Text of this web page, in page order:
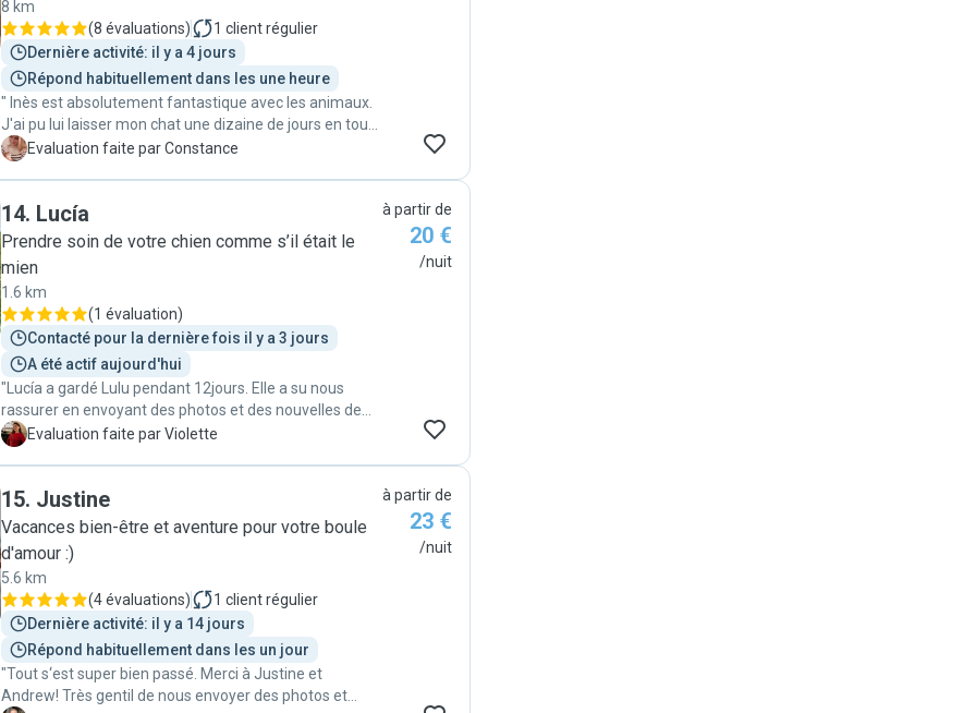
that Aleksandra understood Bristol’s personality and
needs, maintaining her routine while giving her plenty
of attention and affection. The updates were detailed
and frequent enough that I felt connected to my pet
throughout my entire trip."
8 km
(8 évaluations) 1 client régulier
Dernière activité: il y a 4 jours
Répond habituellement dans les une heure
" Inès est absolutement fantastique avec les animaux.
J'ai pu lui laisser mon chat une dizaine de jours en toute
confiance, elle est extrêmement attentive à leurs
retrouvé mon chat très heureuse et en pleine forme.
Inès est pour moi l'une des meilleures petsitter que l'on
C Evaluation faite par Constance
14. Lucía
Prendre soin de votre chien comme s’il était le
mien
1.6 km
(1 évaluation)
Contacté pour la dernière fois il y a 3 jours
A été actif aujourd'hui
"Lucía a gardé Lulu pendant 12jours. Elle a su nous
rassurer en envoyant des photos et des nouvelles de
Lulu tout au long de la garde. Un grand merci à elle, si
V Evaluation faite par Violette
à partir de
20 €
/nuit
15. Justine
Vacances bien-être et aventure pour votre boule
d'amour :)
5.6 km
(4 évaluations) 1 client régulier
Dernière activité: il y a 14 jours
Répond habituellement dans les un jour
"Tout s‘est super bien passé. Merci à Justine et
Andrew! Très gentil de nous envoyer des photos et
à partir de
23 €
/nuit